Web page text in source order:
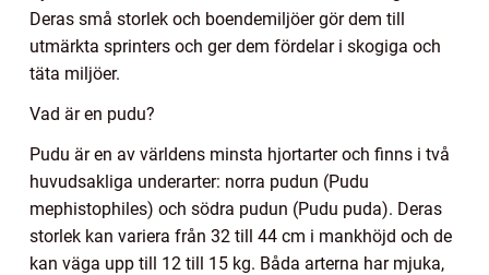
Deras små storlek och boendemiljöer gör dem till
utmärkta sprinters och ger dem fördelar i skogiga och
täta miljöer.
Vad är en pudu?
Pudu är en av världens minsta hjortarter och finns i två
huvudsakliga underarter: norra pudun (Pudu
mephistophiles) och södra pudun (Pudu puda). Deras
storlek kan variera från 32 till 44 cm i mankhöjd och de
kan väga upp till 12 till 15 kg. Båda arterna har mjuka,